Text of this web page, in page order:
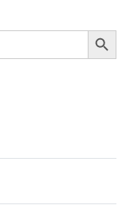
Search Button